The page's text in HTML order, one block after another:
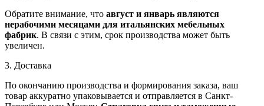
Обратите внимание, что август и январь являются
нерабочими месяцами для итальянских мебельных
фабрик. В связи с этим, срок производства может быть
увеличен.
3. Доставка
По окончанию производства и формирования заказа, ваш
товар аккуратно упаковывается и отправляется в Санкт-